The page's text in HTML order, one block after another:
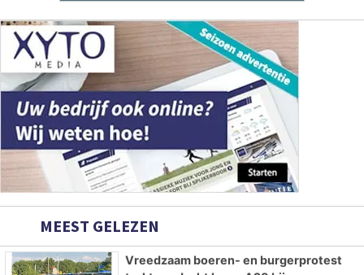
MEEST GELEZEN
Vreedzaam boeren- en burgerprotest